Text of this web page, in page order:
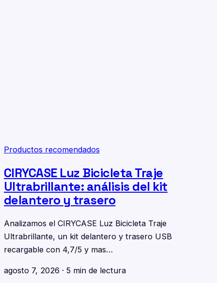
Productos recomendados
CIRYCASE Luz Bicicleta Traje
Ultrabrillante: análisis del kit
delantero y trasero
Analizamos el CIRYCASE Luz Bicicleta Traje
Ultrabrillante, un kit delantero y trasero USB
recargable con 4,7/5 y mas…
agosto 7, 2026 · 5 min de lectura